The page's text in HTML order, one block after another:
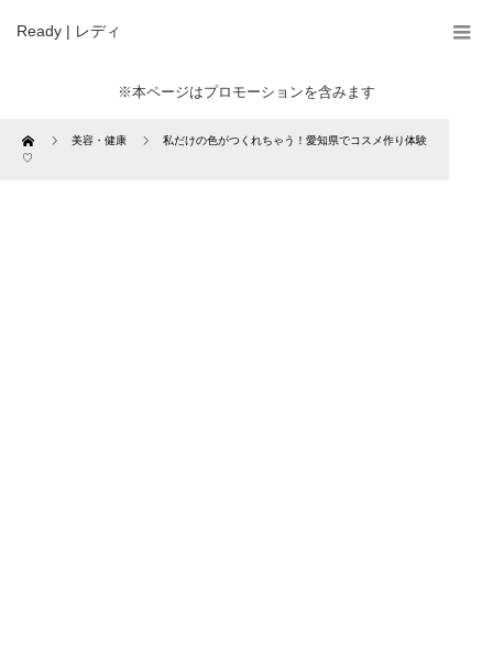
Ready | レディ
※本ページはプロモーションを含みます
Home 美容・健康
私だけの色がつくれちゃう！愛知県でコスメ作り体験
♡